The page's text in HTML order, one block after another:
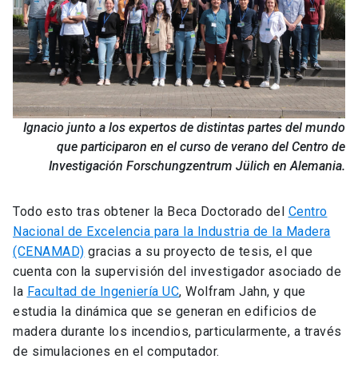
Ignacio junto a los expertos de distintas partes del mundo
que participaron en el curso de verano del Centro de
Investigación Forschungzentrum Jülich en Alemania.
Todo esto tras obtener la Beca Doctorado del Centro
Nacional de Excelencia para la Industria de la Madera
(CENAMAD) gracias a su proyecto de tesis, el que
cuenta con la supervisión del investigador asociado de
la Facultad de Ingeniería UC, Wolfram Jahn, y que
estudia la dinámica que se generan en edificios de
madera durante los incendios, particularmente, a través
de simulaciones en el computador.